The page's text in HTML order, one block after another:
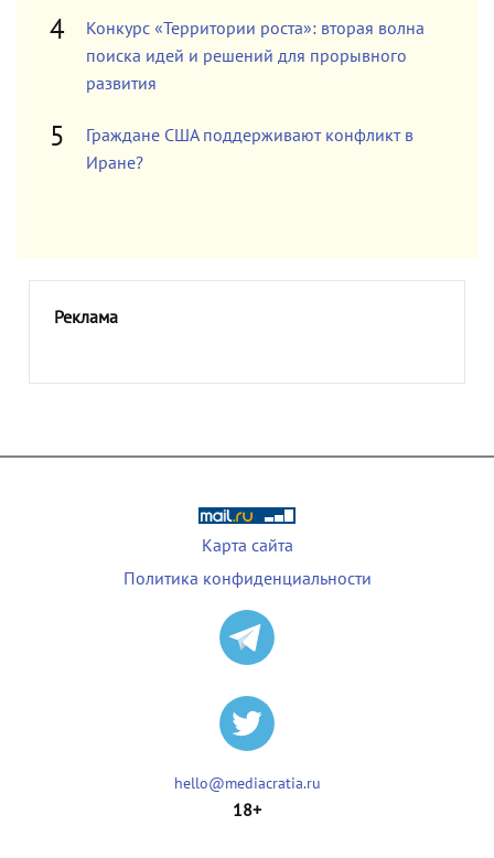
Конкурс «Территории роста»: вторая волна
поиска идей и решений для прорывного
развития
Граждане США поддерживают конфликт в
Иране?
Реклама
Карта сайта
Политика конфиденциальности
hello@mediacratia.ru
18+